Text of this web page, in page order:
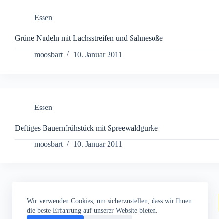
Wir verwenden Cookies, um sicherzustellen, dass wir Ihnen
die beste Erfahrung auf unserer Website bieten.
Essen
Grüne Nudeln mit Lachsstreifen und Sahnesoße
moosbart
10. Januar 2011
Essen
Deftiges Bauernfrühstück mit Spreewaldgurke
moosbart
10. Januar 2011